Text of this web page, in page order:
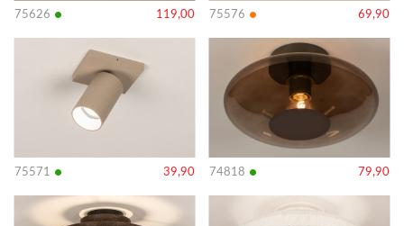
75626 • 119,00 75576 • 69,90
75571 • 39,90
Bekijk
74818 • 79,90
Bekijk
Bekijk
Bekijk